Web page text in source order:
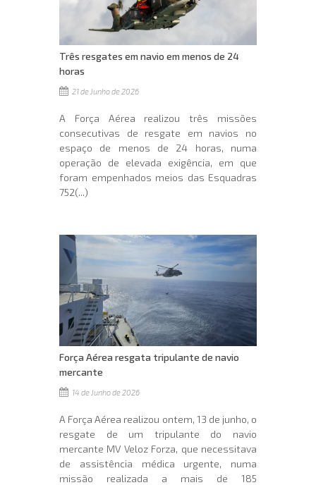
Três resgates em navio em menos de 24
horas
21 de Junho de 2026
A Força Aérea realizou três missões
consecutivas de resgate em navios no
espaço de menos de 24 horas, numa
operação de elevada exigência, em que
foram empenhados meios das Esquadras
752(...)
Força Aérea resgata tripulante de navio
mercante
14 de Junho de 2026
A Força Aérea realizou ontem, 13 de junho, o
resgate de um tripulante do navio
mercante MV Veloz Forza, que necessitava
de assistência médica urgente, numa
missão realizada a mais de 185